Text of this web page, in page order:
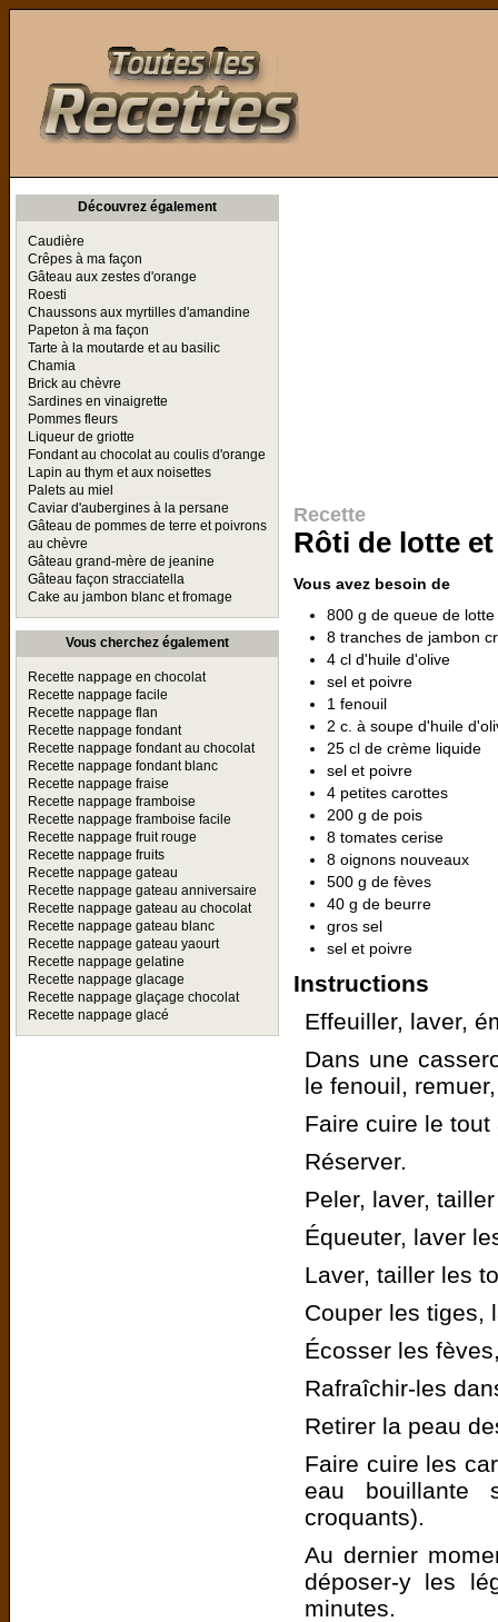
Découvrez également
Caudière
Crêpes à ma façon
Gâteau aux zestes d'orange
Roesti
Chaussons aux myrtilles d'amandine
Papeton à ma façon
Tarte à la moutarde et au basilic
Chamia
Brick au chèvre
Sardines en vinaigrette
Pommes fleurs
Liqueur de griotte
Fondant au chocolat au coulis d'orange
Lapin au thym et aux noisettes
Palets au miel
Caviar d'aubergines à la persane
Gâteau de pommes de terre et poivrons
au chèvre
Gâteau grand-mère de jeanine
Gâteau façon stracciatella
Cake au jambon blanc et fromage
Vous cherchez également
Recette nappage en chocolat
Recette nappage facile
Recette nappage flan
Recette nappage fondant
Recette nappage fondant au chocolat
Recette nappage fondant blanc
Recette nappage fraise
Recette nappage framboise
Recette nappage framboise facile
Recette nappage fruit rouge
Recette nappage fruits
Recette nappage gateau
Recette nappage gateau anniversaire
Recette nappage gateau au chocolat
Recette nappage gateau blanc
Recette nappage gateau yaourt
Recette nappage gelatine
Recette nappage glacage
Recette nappage glaçage chocolat
Recette nappage glacé
Recette
Rôti de lotte
Vous avez besoin de
800 g de queue de lotte
8 tranches de jambon
4 cl d'huile d'olive
sel et poivre
1 fenouil
2 c. à soupe d'huile
25 cl de crème liquide
sel et poivre
4 petites carottes
200 g de pois
8 tomates cerise
8 oignons nouveaux
500 g de fèves
40 g de beurre
gros sel
sel et poivre
Instructions
Effeuiller, laver,
Dans une
le fenouil,
Faire cuire le
Réserver.
Peler, laver,
Équeuter, laver
Laver, tailler les
Couper les tiges,
Écosser les
Rafraîchir-les
Retirer la peau
Faire cuire les
eau bouillante
croquants).
Au dernier
déposer-y les
minutes.